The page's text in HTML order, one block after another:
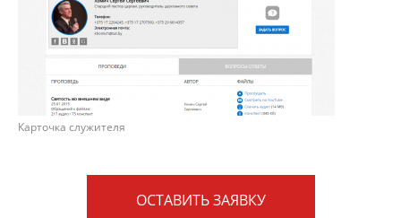
Карточка служителя
ОСТАВИТЬ ЗАЯВКУ